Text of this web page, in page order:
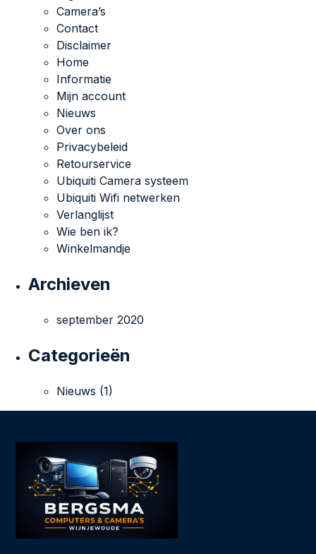
Camera’s
Contact
Disclaimer
Home
Informatie
Mijn account
Nieuws
Over ons
Privacybeleid
Retourservice
Ubiquiti Camera systeem
Ubiquiti Wifi netwerken
Verlanglijst
Wie ben ik?
Winkelmandje
Archieven
september 2020
Categorieën
Nieuws (1)